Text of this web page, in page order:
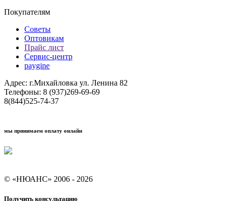
Покупателям
Советы
Оптовикам
Прайс лист
Сервис-центр
paygine
Адрес: г.Михайловка ул. Ленина 82
Телефоны: 8 (937)269-69-69
8(844)525-74-37
мы принимаем оплату онлайн
© «НЮАНС» 2006 - 2026
Получить консультацию